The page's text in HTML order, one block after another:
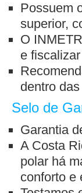
Possuem
superior,
O
e
dentro
Selo de
Garantia
A Costa
polar há
conforto e